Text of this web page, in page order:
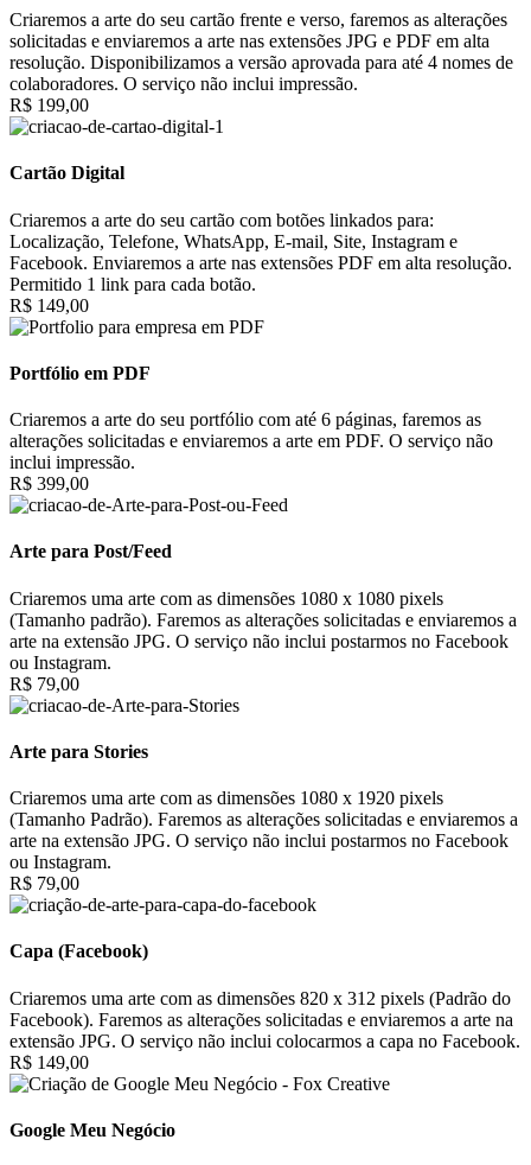
Criaremos a arte do seu cartão frente e verso, faremos as alterações
solicitadas e enviaremos a arte nas extensões JPG e PDF em alta
resolução. Disponibilizamos a versão aprovada para até 4 nomes de
colaboradores. O serviço não inclui impressão.
R$ 199,00
Cartão Digital
Criaremos a arte do seu cartão com botões linkados para:
Localização, Telefone, WhatsApp, E-mail, Site, Instagram e
Facebook. Enviaremos a arte nas extensões PDF em alta resolução.
Permitido 1 link para cada botão.
R$ 149,00
Portfólio em PDF
Criaremos a arte do seu portfólio com até 6 páginas, faremos as
alterações solicitadas e enviaremos a arte em PDF. O serviço não
inclui impressão.
R$ 399,00
Arte para Post/Feed
Criaremos uma arte com as dimensões 1080 x 1080 pixels
(Tamanho padrão). Faremos as alterações solicitadas e enviaremos a
arte na extensão JPG. O serviço não inclui postarmos no Facebook
ou Instagram.
R$ 79,00
Arte para Stories
Criaremos uma arte com as dimensões 1080 x 1920 pixels
(Tamanho Padrão). Faremos as alterações solicitadas e enviaremos a
arte na extensão JPG. O serviço não inclui postarmos no Facebook
ou Instagram.
R$ 79,00
Capa (Facebook)
Criaremos uma arte com as dimensões 820 x 312 pixels (Padrão do
Facebook). Faremos as alterações solicitadas e enviaremos a arte na
extensão JPG. O serviço não inclui colocarmos a capa no Facebook.
R$ 149,00
Google Meu Negócio